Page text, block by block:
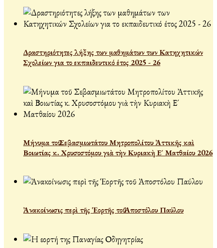
Δραστηριότητες λήξης των μαθημάτων των Κατηχητικών
Σχολείων για το εκπαιδευτικό έτος 2025 - 26
Μήνυμα τοῦ Σεβασμιωτάτου Μητροπολίτου Ἀττικῆς καὶ
Βοιωτίας κ. Χρυσοστόμου γιὰ τὴν Κυριακὴ Ε´ Ματθαίου 2026
Ἀνακοίνωσις περὶ τῆς Ἑορτῆς τοῦ Ἀποστόλου Παύλου